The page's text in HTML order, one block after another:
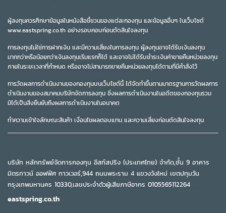
ผู้ลงทุนควรศึกษาข้อมูลในหนังสือชี้ชวนของแต่ละกองทุน และข้อมูลอื่นๆ ในเว็บไซต์
www.eastspring.co.th อย่างรอบคอบก่อนตัดสินใจลงทุน
การลงทุนไม่ใช่การฝากเงิน และมีความเสี่ยงในการลงทุน ผู้ลงทุนอาจได้รับเงินลงทุน
มากกว่าหรือน้อยกว่าเงินลงทุนเริ่มแรกก็ได้ และอาจไม่ได้รับชำระเงินค่าขายคืนหน่วยลงทุน
ภายในระยะเวลาที่กำหนด หรืออาจไม่สามารถขายคืนหน่วยลงทุนได้ตามที่มีคำสั่งไว้
การวัดผลการดำเนินงานของกองทุนบนเว็บไซต์นี้ ได้จัดทำขึ้นตามมาตรฐานการวัดผลการ
ดำเนินงานของสมาคมบริษัทจัดการลงทุน ซึ่งผลการดำเนินงานในอดีตของกองทุนรวม
มิได้เป็นสิ่งยืนยันถึงผลการดำเนินงานในอนาคต
ทำความเข้าใจลักษณะสินค้า เงื่อนไขผลตอบแทน และความเสี่ยงก่อนตัดสินใจลงทุน
บริษัท หลักทรัพย์จัดการกองทุน อีสท์สปริง (ประเทศไทย) จำกัด,ชั้น 9 อาคาร
มิตรทาวน์ ออฟฟิศ ทาวเวอร์,944 ถนนพระราม 4 แขวงวังใหม่ เขตปทุมวัน
กรุงเทพมหานคร 10330,เลขประจำตัวผู้เสียภาษีอากร 0105565112264
eastspring.co.th